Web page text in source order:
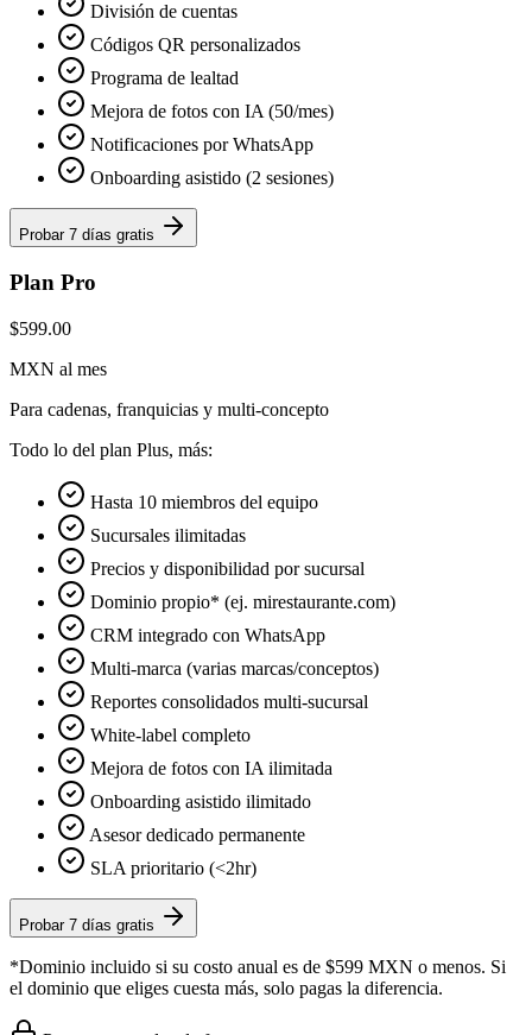
División de cuentas
Códigos QR personalizados
Programa de lealtad
Mejora de fotos con IA (50/mes)
Notificaciones por WhatsApp
Onboarding asistido (2 sesiones)
Probar 7 días gratis
Plan Pro
$599.00
MXN al mes
Para cadenas, franquicias y multi-concepto
Todo lo del plan Plus, más:
Hasta 10 miembros del equipo
Sucursales ilimitadas
Precios y disponibilidad por sucursal
Dominio propio* (ej. mirestaurante.com)
CRM integrado con WhatsApp
Multi-marca (varias marcas/conceptos)
Reportes consolidados multi-sucursal
White-label completo
Mejora de fotos con IA ilimitada
Onboarding asistido ilimitado
Asesor dedicado permanente
SLA prioritario (<2hr)
Probar 7 días gratis
*Dominio incluido si su costo anual es de $599 MXN o menos. Si
el dominio que eliges cuesta más, solo pagas la diferencia.